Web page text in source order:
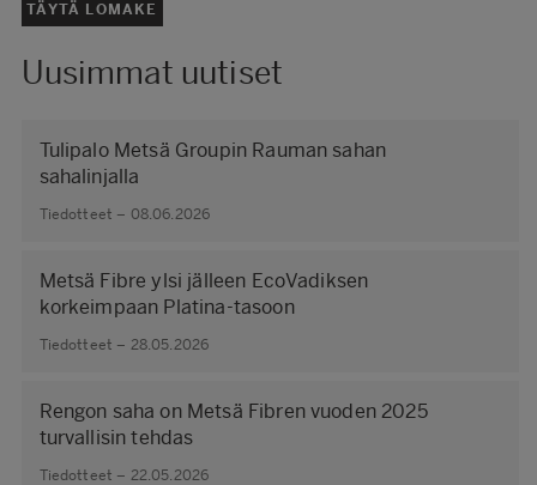
TÄYTÄ LOMAKE
Uusimmat uutiset
Tulipalo Metsä Groupin Rauman sahan
sahalinjalla
Tiedotteet – 08.06.2026
Metsä Fibre ylsi jälleen EcoVadiksen
korkeimpaan Platina-tasoon
Tiedotteet – 28.05.2026
Rengon saha on Metsä Fibren vuoden 2025
turvallisin tehdas
Tiedotteet – 22.05.2026